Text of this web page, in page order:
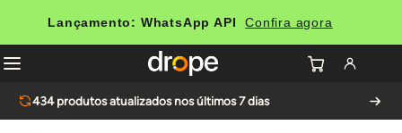
Lançamento: WhatsApp API Confira agora
434produtos atualizados nos últimos 7 dias